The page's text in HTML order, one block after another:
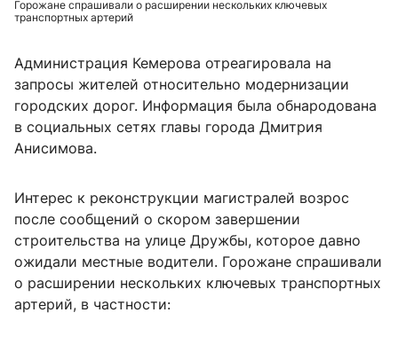
Горожане спрашивали о расширении нескольких ключевых
транспортных артерий
Администрация Кемерова отреагировала на
запросы жителей относительно модернизации
городских дорог. Информация была обнародована
в социальных сетях главы города Дмитрия
Анисимова.
Интерес к реконструкции магистралей возрос
после сообщений о скором завершении
строительства на улице Дружбы, которое давно
ожидали местные водители. Горожане спрашивали
о расширении нескольких ключевых транспортных
артерий, в частности: